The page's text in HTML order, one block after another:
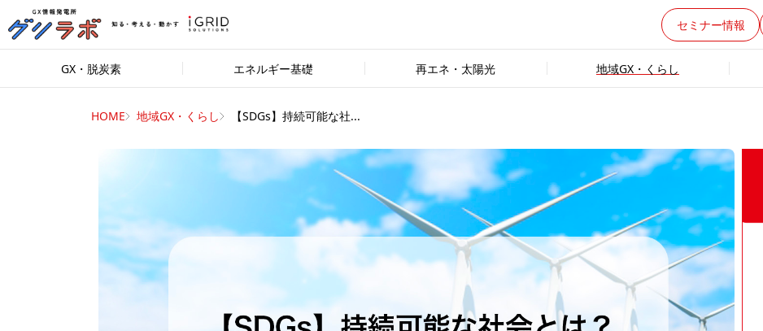
セミナー情報
GX・脱炭素 エネルギー基礎 再エネ・太陽光 地域GX・くらし
HOME 地域GX・くらし 【SDGs】持続可能な社...